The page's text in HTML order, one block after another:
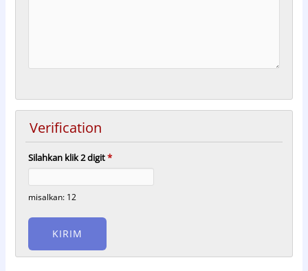
Verification
Silahkan klik 2 digit*
misalkan: 12